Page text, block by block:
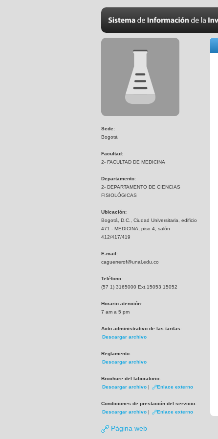
Sede:
Bogotá
Facultad:
2- FACULTAD DE MEDICINA
Departamento:
2- DEPARTAMENTO DE CIENCIAS
FISIOLÓGICAS
Ubicación:
Bogotá, D.C., Ciudad Universitaria, edificio
471 - MEDICINA, piso 4, salón
412/417/419
E-mail:
caguerrerof@unal.edu.co
Teléfono:
(57 1) 3165000 Ext.15053 15052
Horario atención:
7 am a 5 pm
Acto administrativo de las tarifas:
Descargar archivo
Reglamento:
Descargar archivo
Brochure del laboratorio:
Descargar archivo | Enlace externo
Condiciones de prestación del servicio:
Descargar archivo | Enlace externo
Página web